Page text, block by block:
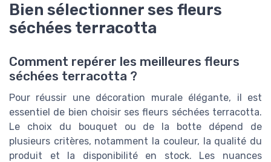
Bien sélectionner ses fleurs
séchées terracotta
Comment repérer les meilleures fleurs
séchées terracotta ?
Pour réussir une décoration murale élégante, il est
essentiel de bien choisir ses fleurs séchées terracotta.
Le choix du bouquet ou de la botte dépend de
plusieurs critères, notamment la couleur, la qualité du
produit et la disponibilité en stock. Les nuances